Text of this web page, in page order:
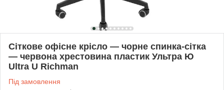
Сіткове офісне крісло — чорне спинка-сітка
— червона хрестовина пластик Ультра Ю
Ultra U Richman
Під замовлення